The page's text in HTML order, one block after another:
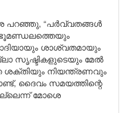
പറഞ്ഞു, “പർവ്വതങ്ങൾ
ഭൂമണ്ഡലത്തെയും
ശാശ്വതമായും
സൃഷ്ടികളുടെയും മേൽ
ശക്തിയും നിയന്ത്രണവും
ദൈവം സമയത്തിന്റെ
മോശെ